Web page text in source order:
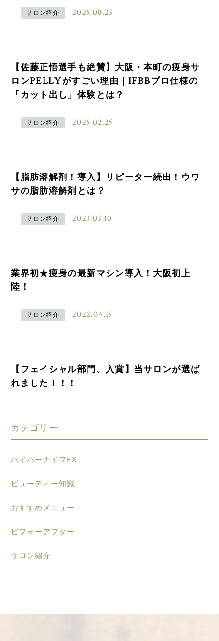
サロン紹介 2025.08.23
【佐藤正悟選手も絶賛】大阪・本町の痩身サ
ロンPELLYがすごい理由｜IFBBプロ仕様の
「カット出し」体験とは？
サロン紹介 2025.02.25
【脂肪溶解剤！導入】リピーター続出！ウワ
サの脂肪溶解剤とは？
サロン紹介 2023.03.10
業界初★痩身の最新マシン導入！大阪初上
陸！
サロン紹介 2022.04.15
【フェイシャル部門、入賞】当サロンが選ば
れました！！！
カテゴリー
ハイパーナイフEX
ビューティー知識
おすすめメニュー
ビフォーアフター
サロン紹介